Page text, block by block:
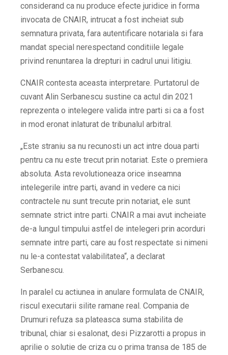
considerand ca nu produce efecte juridice in forma
invocata de CNAIR, intrucat a fost incheiat sub
semnatura privata, fara autentificare notariala si fara
mandat special nerespectand conditiile legale
privind renuntarea la drepturi in cadrul unui litigiu.
CNAIR contesta aceasta interpretare. Purtatorul de
cuvant Alin Serbanescu sustine ca actul din 2021
reprezenta o intelegere valida intre parti si ca a fost
in mod eronat inlaturat de tribunalul arbitral.
„Este straniu sa nu recunosti un act intre doua parti
pentru ca nu este trecut prin notariat. Este o premiera
absoluta. Asta revolutioneaza orice inseamna
intelegerile intre parti, avand in vedere ca nici
contractele nu sunt trecute prin notariat, ele sunt
semnate strict intre parti. CNAIR a mai avut incheiate
de-a lungul timpului astfel de intelegeri prin acorduri
semnate intre parti, care au fost respectate si nimeni
nu le-a contestat valabilitatea“, a declarat
Serbanescu.
In paralel cu actiunea in anulare formulata de CNAIR,
riscul executarii silite ramane real. Compania de
Drumuri refuza sa plateasca suma stabilita de
tribunal, chiar si esalonat, desi Pizzarotti a propus in
aprilie o solutie de criza cu o prima transa de 185 de